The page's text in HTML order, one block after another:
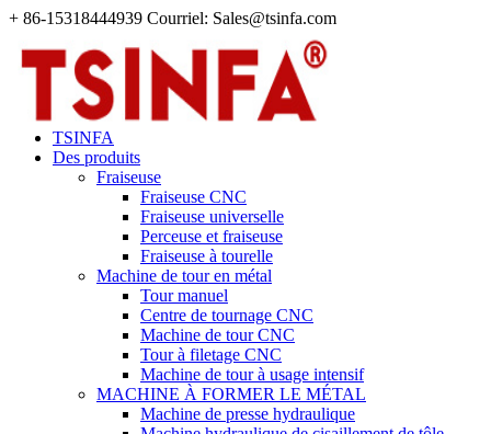
+ 86-15318444939 Courriel: Sales@tsinfa.com
TSINFA
Des produits
Fraiseuse
Fraiseuse CNC
Fraiseuse universelle
Perceuse et fraiseuse
Fraiseuse à tourelle
Machine de tour en métal
Tour manuel
Centre de tournage CNC
Machine de tour CNC
Tour à filetage CNC
Machine de tour à usage intensif
MACHINE À FORMER LE MÉTAL
Machine de presse hydraulique